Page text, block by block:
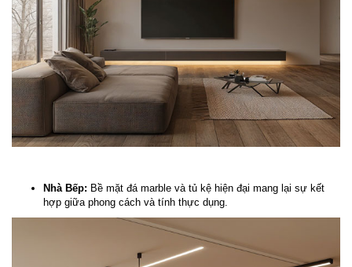
Nhà Bếp: Bề mặt đá marble và tủ kệ hiện đại mang lại sự kết
hợp giữa phong cách và tính thực dụng.